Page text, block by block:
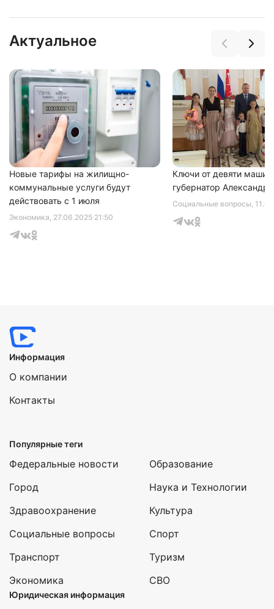
Актуальное
Экономика, 27.06.2025 21:50
Новые тарифы на жилищно-
коммунальные услуги будут
действовать с 1 июля
Социальные вопросы,
Ключи от девяти машин
губернатор Александр
Информация
О компании
Контакты
Популярные теги
Федеральные новости
Город
Здравоохранение
Социальные вопросы
Транспорт
Экономика
Образование
Наука и Технологии
Культура
Спорт
Туризм
СВО
Юридическая информация